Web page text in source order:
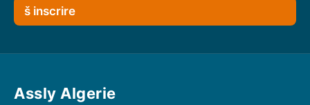
š inscrire
Assly Algerie